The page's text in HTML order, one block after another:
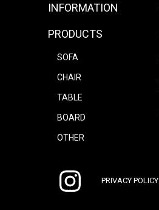
INFORMATION
PRODUCTS
SOFA
CHAIR
TABLE
BOARD
OTHER
PRIVACY POLICY